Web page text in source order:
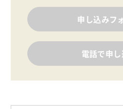
申し込みフ
電話で申